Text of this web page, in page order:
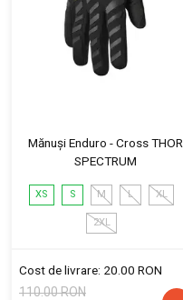
Mănuși Enduro - Cross THOR
SPECTRUM
XS S M L XL
2XL
Cost de livrare: 20.00 RON
110.00 RON